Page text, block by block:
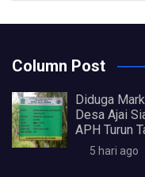
Column Post
Diduga
Desa Ajai
APH Turun
5 hari ago